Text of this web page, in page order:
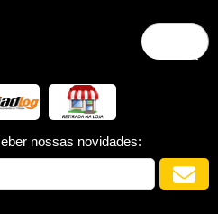
nossas novidades: